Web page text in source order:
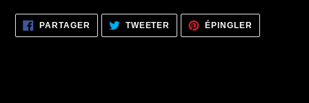
PARTAGER PARTAGER
SUR
FACEBOOK
TWEETER TWEETER
SUR
TWITTER
ÉPINGLER
PINTEREST